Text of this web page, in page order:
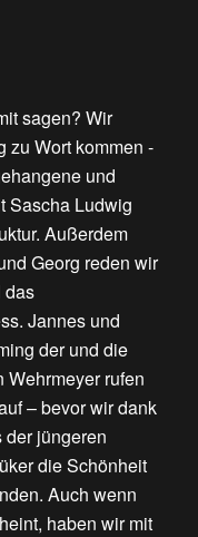
sagen? Wir
zu Wort kommen -
und
Sascha Ludwig
Außerdem
Georg reden wir
das
Jannes und
der und die
Wehrmeyer rufen
– bevor wir dank
jüngeren
die Schönheit
Auch wenn
haben wir mit